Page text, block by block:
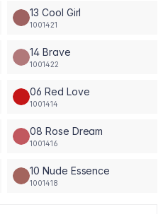
13 Cool Girl
1001421
14 Brave
1001422
06 Red Love
1001414
08 Rose Dream
1001416
10 Nude Essence
1001418